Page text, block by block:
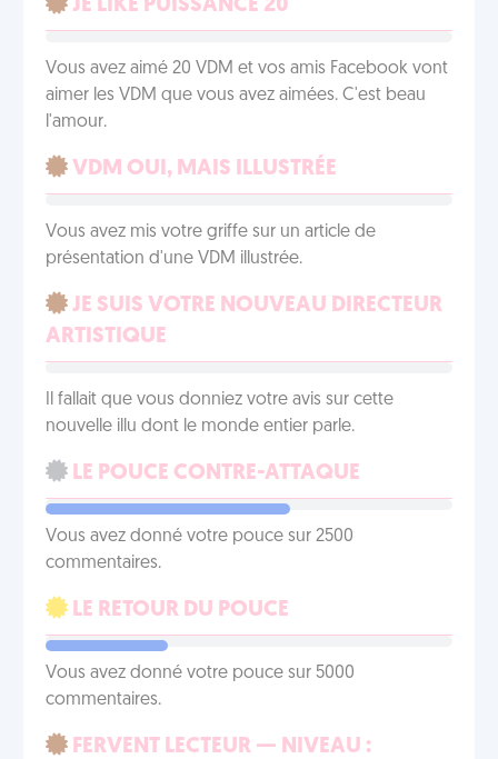
JE LIKE PUISSANCE 20
Vous avez aimé 20 VDM et vos amis Facebook vont
aimer les VDM que vous avez aimées. C'est beau
l'amour.
VDM OUI, MAIS ILLUSTRÉE
Vous avez mis votre griffe sur un article de
présentation d'une VDM illustrée.
JE SUIS VOTRE NOUVEAU DIRECTEUR
ARTISTIQUE
Il fallait que vous donniez votre avis sur cette
nouvelle illu dont le monde entier parle.
LE POUCE CONTRE-ATTAQUE
Vous avez donné votre pouce sur 2500
commentaires.
LE RETOUR DU POUCE
Vous avez donné votre pouce sur 5000
commentaires.
FERVENT LECTEUR — NIVEAU :